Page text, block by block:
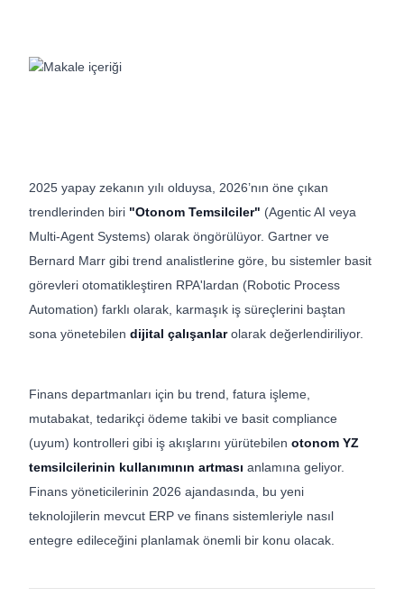
2025 yapay zekanın yılı olduysa, 2026’nın öne çıkan
trendlerinden biri "Otonom Temsilciler" (Agentic AI veya
Multi-Agent Systems) olarak öngörülüyor. Gartner ve
Bernard Marr gibi trend analistlerine göre, bu sistemler basit
görevleri otomatikleştiren RPA'lardan (Robotic Process
Automation) farklı olarak, karmaşık iş süreçlerini baştan
sona yönetebilen dijital çalışanlarolarak değerlendiriliyor.
Finans departmanları için bu trend, fatura işleme,
mutabakat, tedarikçi ödeme takibi ve basit compliance
(uyum) kontrolleri gibi iş akışlarını yürütebilen otonom YZ
temsilcilerinin kullanımının artması anlamına geliyor.
Finans yöneticilerinin 2026 ajandasında, bu yeni
teknolojilerin mevcut ERP ve finans sistemleriyle nasıl
entegre edileceğini planlamak önemli bir konu olacak.